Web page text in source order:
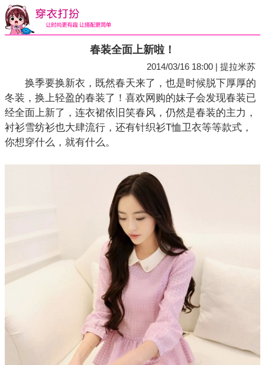
春装全面上新啦！
2014/03/16 18:00 | 提拉米苏
换季要换新衣，既然春天来了，也是时候脱下厚厚的
冬装，换上轻盈的春装了！喜欢网购的妹子会发现春装已
经全面上新了，连衣裙依旧笑春风，仍然是春装的主力，
衬衫雪纺衫也大肆流行，还有针织衫T恤卫衣等等款式，
你想穿什么，就有什么。